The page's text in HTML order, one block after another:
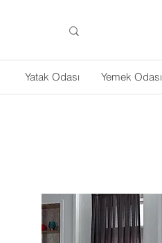
Yatak Odası Yemek Odası